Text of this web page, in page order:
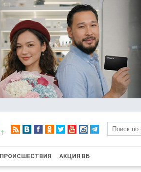
ПРОИСШЕСТВИЯ АКЦИЯ ВБ